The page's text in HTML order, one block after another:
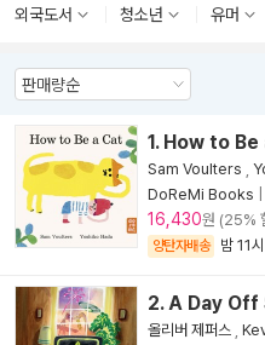
외국도서 청소년 유머
1. How to
Sam Voulters
DoReMi Books
16,430원 (25%
양탄자배송 밤 11시
2. A Day
올리버 제퍼스